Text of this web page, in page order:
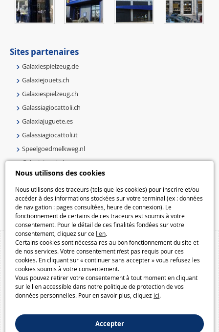
Nous utilisons des cookies
Nous utilisons des traceurs (tels que les cookies) pour inscrire et/ou
accéder à des informations stockées sur votre terminal (ex : données
de navigation : pages consultées, heure de connexion). Le
fonctionnement de certains de ces traceurs est soumis à votre
consentement. Pour le détail de ces finalités fondées sur votre
consentement, cliquez sur ce lien.
Certains cookies sont nécessaires au bon fonctionnement du site et
de nos services. Votre consentement n’est pas requis pour ces
cookies. En cliquant sur « continuer sans accepter » vous refusez les
cookies soumis à votre consentement.
Vous pouvez retirer votre consentement à tout moment en cliquant
sur le lien accessible dans notre politique de protection de vos
données personnelles. Pour en savoir plus, cliquez ici.
Accepter
Sites partenaires
Galaxiespielzeug.de
Galaxiejouets.ch
Galaxiespielzeug.ch
Galassiagiocattoli.ch
Galaxiajuguete.es
Galassiagiocattoli.it
Speelgoedmelkweg.nl
Galaxiejouets.be
Galaxiespielzeug.be
Speelgoedmelkweg.be
Macway.com